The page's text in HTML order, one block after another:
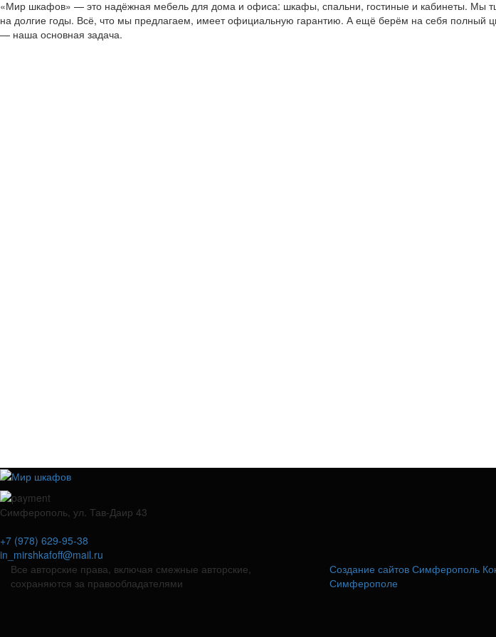
«Мир шкафов» — это надёжная мебель для дома и офиса: шкафы, спальни, гостиные и кабинеты. Мы
на долгие годы. Всё, что мы предлагаем, имеет официальную гарантию. А ещё берём на себя
— наша основная задача.
Симферополь, ул. Тав-Даир 43
+7 (978) 629-95-38
in_mirshkafoff@mail.ru
Все авторские права, включая смежные авторские,
сохраняются за правообладателями
Создание сайтов Симферополь
Симферополе